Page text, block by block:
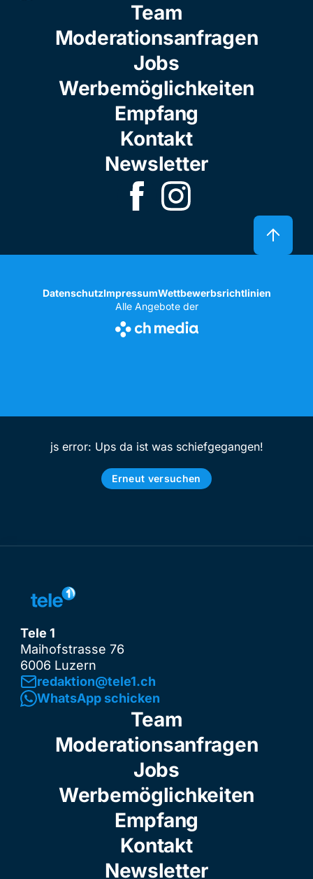
Team
Moderationsanfragen
Jobs
Werbemöglichkeiten
Empfang
Kontakt
Newsletter
DatenschutzImpressumWettbewerbsrichtlinien
Alle Angebote der
js error: Ups da ist was schiefgegangen!
Erneut versuchen
Tele 1
Maihofstrasse 76
6006 Luzern
redaktion@tele1.ch
WhatsApp schicken
Team
Moderationsanfragen
Jobs
Werbemöglichkeiten
Empfang
Kontakt
Newsletter